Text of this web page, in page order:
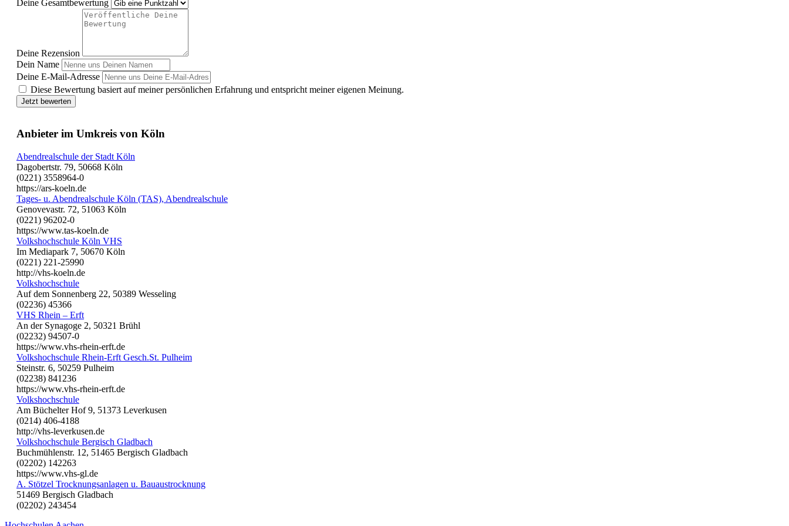
Deine Gesamtbewertung
Deine Rezension
Dein Name
Deine E-Mail-Adresse
Diese Bewertung basiert auf meiner persönlichen Erfahrung und entspricht meiner eigenen Meinung.
Jetzt bewerten
Anbieter im Umkreis von Köln
Abendrealschule der Stadt Köln
Dagobertstr. 79, 50668 Köln
(0221) 3558964-0
https://ars-koeln.de
Tages- u. Abendrealschule Köln (TAS), Abendrealschule
Genovevastr. 72, 51063 Köln
(0221) 96202-0
https://www.tas-koeln.de
Volkshochschule Köln VHS
Im Mediapark 7, 50670 Köln
(0221) 221-25990
http://vhs-koeln.de
Volkshochschule
Auf dem Sonnenberg 22, 50389 Wesseling
(02236) 45366
VHS Rhein – Erft
An der Synagoge 2, 50321 Brühl
(02232) 94507-0
https://www.vhs-rhein-erft.de
Volkshochschule Rhein-Erft Gesch.St. Pulheim
Steinstr. 6, 50259 Pulheim
(02238) 841236
https://www.vhs-rhein-erft.de
Volkshochschule
Am Büchelter Hof 9, 51373 Leverkusen
(0214) 406-4188
http://vhs-leverkusen.de
Volkshochschule Bergisch Gladbach
Buchmühlenstr. 12, 51465 Bergisch Gladbach
(02202) 142263
https://www.vhs-gl.de
A. Stötzel Trocknungsanlagen u. Bauaustrocknung
51469 Bergisch Gladbach
(02202) 243454